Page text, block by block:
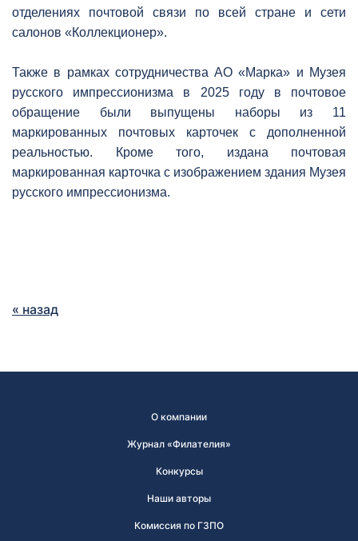
отделениях почтовой связи по всей стране и сети
салонов «Коллекционер».
Также в рамках сотрудничества АО «Марка» и Музея
русского импрессионизма в 2025 году в почтовое
обращение были выпущены наборы из 11
маркированных почтовых карточек с дополненной
реальностью. Кроме того, издана почтовая
маркированная карточка с изображением здания Музея
русского импрессионизма.
« назад
О компании
Журнал «Филателия»
Конкурсы
Наши авторы
Комиссия по ГЗПО